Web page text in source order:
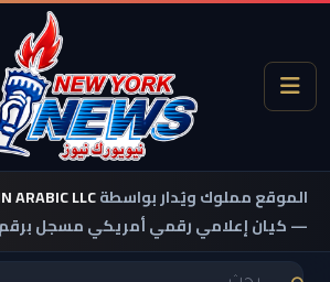
الموقع مملوك ويُدار بواسطةARABIC LLC
— كيان إعلامي رقمي أمريكي مسجل برقم